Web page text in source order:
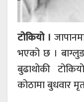
टोकियो ।
भएको छ । बाग्लुङ
बुढाथोकी
कोठामा बुधवार